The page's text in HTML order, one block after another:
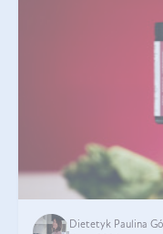
Dietetyk Paulina